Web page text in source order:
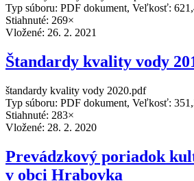
Typ súboru: PDF dokument, Veľkosť:
Stiahnuté: 269×
Vložené: 26. 2. 2021
Štandardy kvality vody
štandardy kvality vody 2020.pdf
Typ súboru: PDF dokument, Veľkosť:
Stiahnuté: 283×
Vložené: 28. 2. 2020
Prevádzkový poriadok
v obci Hrabovka